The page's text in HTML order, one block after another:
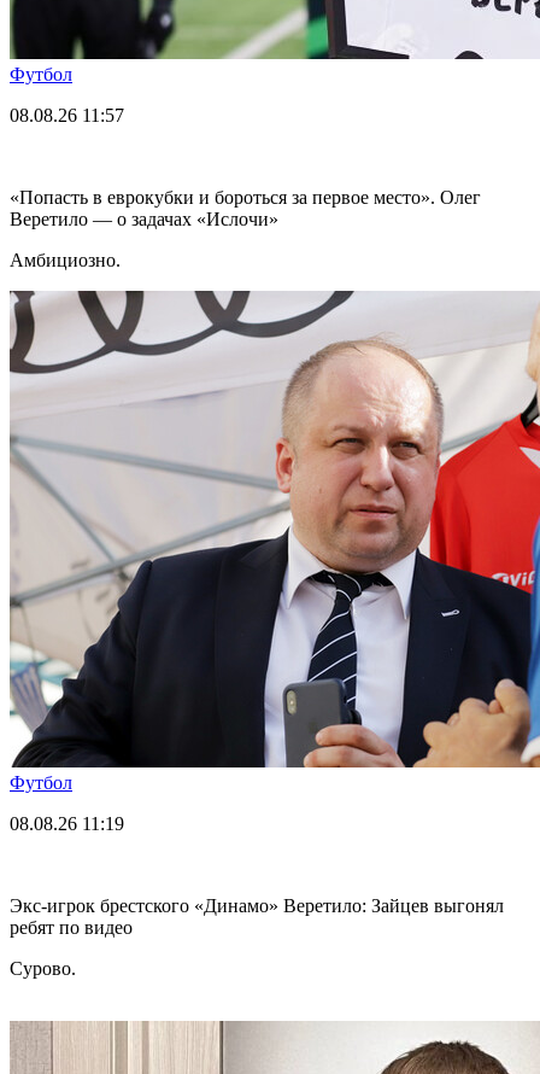
Футбол
08.08.26 11:57
«Попасть в еврокубки и бороться за первое место». Олег
Веретило — о задачах «Ислочи»
Амбициозно.
Футбол
08.08.26 11:19
Экс-игрок брестского «Динамо» Веретило: Зайцев выгонял
ребят по видео
Сурово.